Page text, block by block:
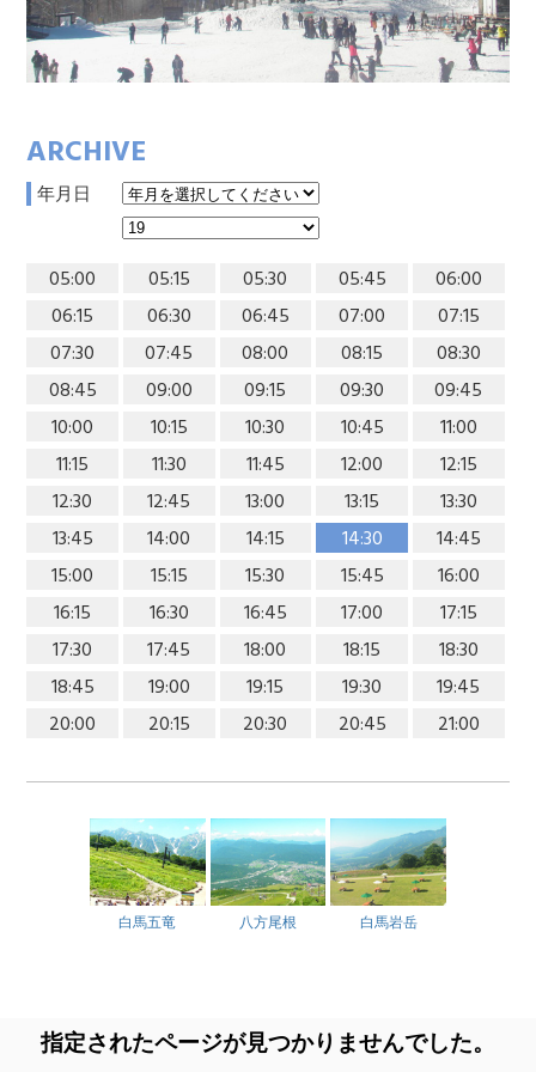
ARCHIVE
年月日
05:00 05:15 05:30 05:45
06:00
06:15
06:30 06:45 07:00
07:15
07:30
07:45 08:00 08:15
08:30
08:45
09:00 09:15 09:30
09:45
10:00
10:15 10:30 10:45
11:00
11:15
11:30 11:45 12:00
12:15
12:30
12:45 13:00 13:15
13:30
13:45
14:00 14:15 14:30
14:45
15:00
15:15 15:30 15:45
16:00
16:15
16:30 16:45 17:00
17:15
17:30
17:45 18:00 18:15
18:30
18:45
19:00 19:15 19:30
19:45
20:00
20:15 20:30 20:45 21:00
白馬五竜 八方尾根 白馬岩岳